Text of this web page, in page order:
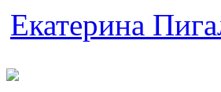
Екатерина